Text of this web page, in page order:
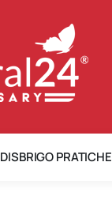
DISBRIGO PRATICHE